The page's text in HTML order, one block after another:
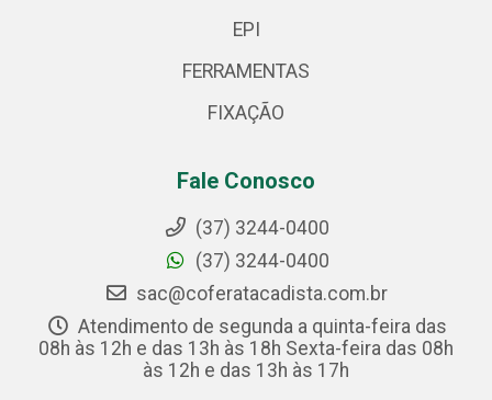
EPI
FERRAMENTAS
FIXAÇÃO
Fale Conosco
(37) 3244-0400
(37) 3244-0400
sac@coferatacadista.com.br
Atendimento de segunda a quinta-feira das
08h às 12h e das 13h às 18h Sexta-feira das 08h
às 12h e das 13h às 17h